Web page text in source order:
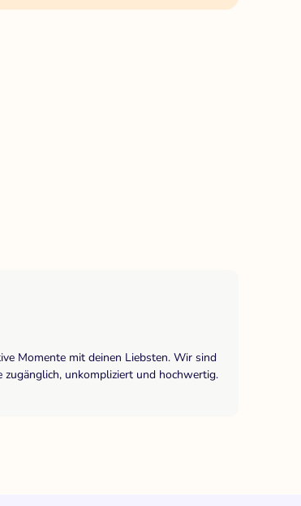
Momente mit deinen Liebsten. Wir sind
zugänglich, unkompliziert und hochwertig.